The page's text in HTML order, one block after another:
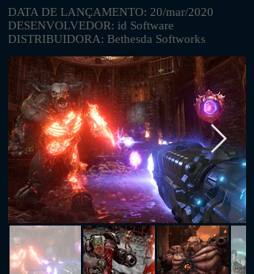
DATA DE LANÇAMENTO: 20/mar/2020
DESENVOLVEDOR: id Software
DISTRIBUIDORA: Bethesda Softworks